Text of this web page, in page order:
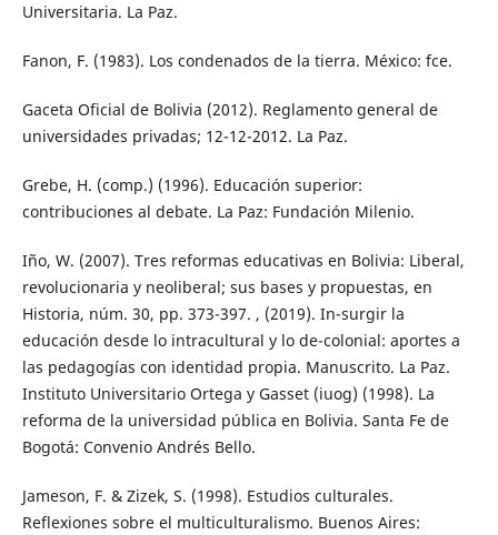
Universitaria. La Paz.
Fanon, F. (1983). Los condenados de la tierra. México: fce.
Gaceta Oficial de Bolivia (2012). Reglamento general de
universidades privadas; 12-12-2012. La Paz.
Grebe, H. (comp.) (1996). Educación superior:
contribuciones al debate. La Paz: Fundación Milenio.
Iño, W. (2007). Tres reformas educativas en Bolivia: Liberal,
revolucionaria y neoliberal; sus bases y propuestas, en
Historia, núm. 30, pp. 373-397. , (2019). In-surgir la
educación desde lo intracultural y lo de-colonial: aportes a
las pedagogías con identidad propia. Manuscrito. La Paz.
Instituto Universitario Ortega y Gasset (iuog) (1998). La
reforma de la universidad pública en Bolivia. Santa Fe de
Bogotá: Convenio Andrés Bello.
Jameson, F. & Zizek, S. (1998). Estudios culturales.
Reflexiones sobre el multiculturalismo. Buenos Aires: